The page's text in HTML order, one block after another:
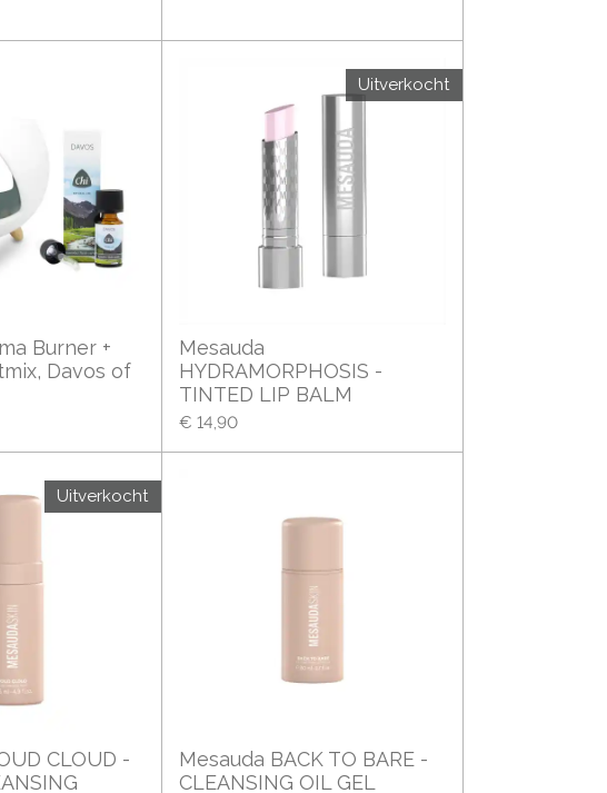
Burner +
Davos of
Uitverkocht
Mesauda
HYDRAMORPHOSIS -
TINTED LIP BALM
€ 14,90
Uitverkocht
CLOUD -
Mesauda BACK TO BARE -
CLEANSING OIL GEL